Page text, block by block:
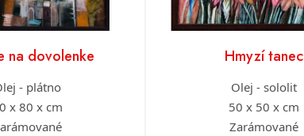
na dovolenke
- plátno
x 80 x cm
Hmyzí tanec
Olej - sololit
50 x 50 x cm
Zarámované